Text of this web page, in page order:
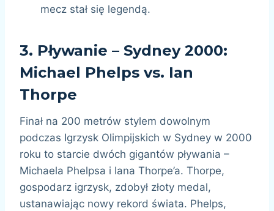
mecz stał się legendą.
3. Pływanie – Sydney 2000:
Michael Phelps vs. Ian
Thorpe
Finał na 200 metrów stylem dowolnym
podczas Igrzysk Olimpijskich w Sydney w 2000
roku to starcie dwóch gigantów pływania –
Michaela Phelpsa i Iana Thorpe’a. Thorpe,
gospodarz igrzysk, zdobył złoty medal,
ustanawiając nowy rekord świata. Phelps,